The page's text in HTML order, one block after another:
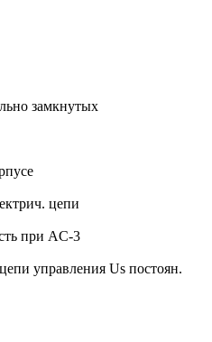
замкнутых
цепи
при AC-3
управления Us постоян.